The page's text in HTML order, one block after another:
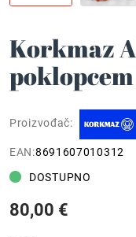
Korkmaz
poklopcem
Proizvođač:
EAN:8691607010312
DOSTUPNO
80,00 €